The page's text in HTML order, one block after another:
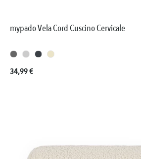
mypado Vela Cord Cuscino Cervicale
Prezzo normale:
34,99 €